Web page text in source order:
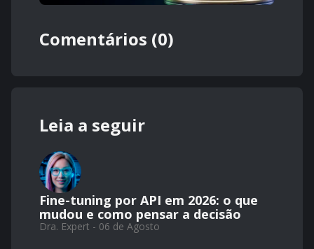
Comentários (0)
Leia a seguir
Fine-tuning por API em 2026: o que
mudou e como pensar a decisão
Dra. Expert - 06 de Agosto